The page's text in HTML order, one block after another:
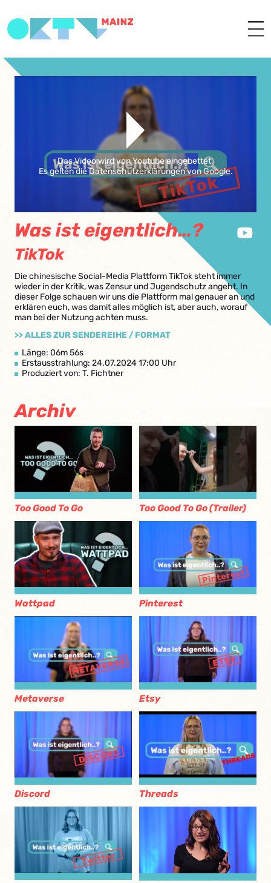
Das Video wird von Youtube eingebettet.
Es gelten dieDatenschutzerklärungen von Google.
Was ist eigentlich…?
TikTok
Die chinesische Social-Media Plattform TikTok steht immer
wieder in der Kritik, was Zensur und Jugendschutz angeht. In
dieser Folge schauen wir uns die Plattform mal genauer an und
erklären euch, was damit alles möglich ist, aber auch, worauf
man bei der Nutzung achten muss.
>> ALLES ZUR SENDEREIHE / FORMAT
Länge: 06m 56s
Erstausstrahlung: 24.07.2024 17:00 Uhr
Produziert von: T. Fichtner
Archiv
Too Good To Go Too Good To Go (Trailer)
Wattpad Pinterest
Metaverse Etsy
Discord Threads